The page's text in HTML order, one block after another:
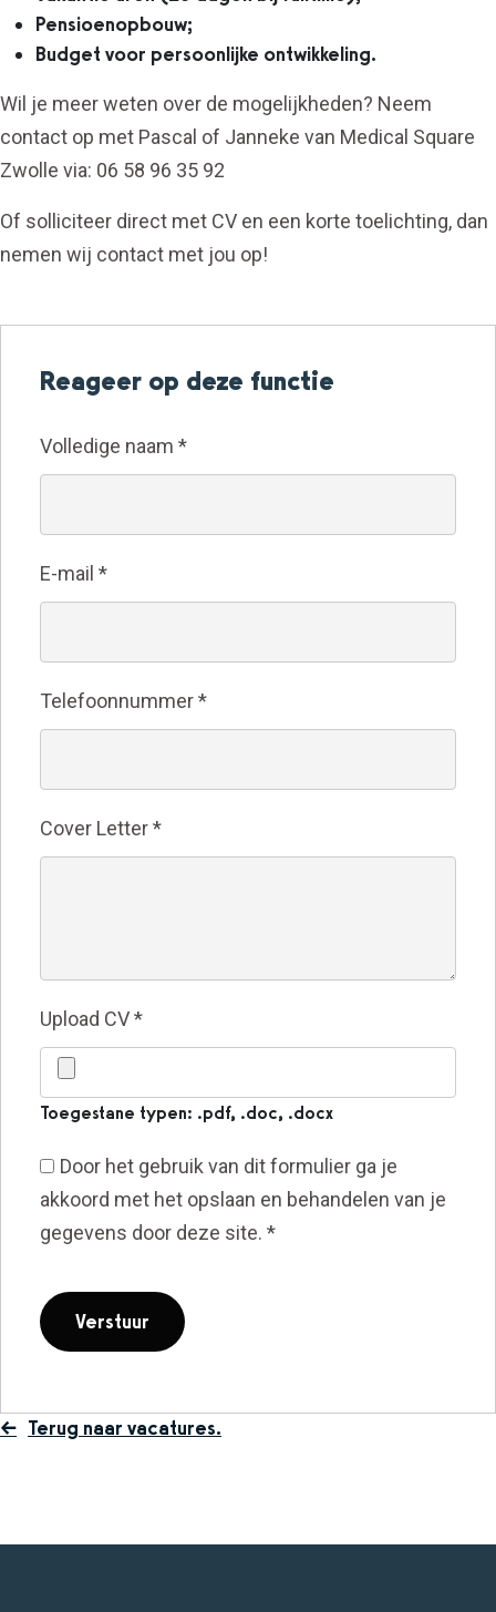
Pensioenopbouw;
Budget voor persoonlijke ontwikkeling.
Wil je meer weten over de mogelijkheden? Neem
contact op met Pascal of Janneke van Medical Square
Zwolle via: 06 58 96 35 92
Of solliciteer direct met CV en een korte toelichting, dan
nemen wij contact met jou op!
Reageer op deze functie
Volledige naam *
E-mail *
Telefoonnummer*
Cover Letter*
Upload CV*
Toegestane typen: .pdf, .doc, .docx
Door het gebruik van dit formulier ga je
akkoord met het opslaan en behandelen van je
gegevens door deze site. *
Terug naar vacatures.